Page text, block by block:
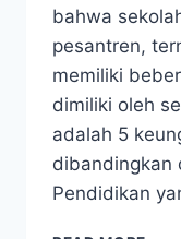
bahwa
pesantren,
memiliki
dimiliki oleh
adalah 5
dibandingkan
Pendidikan